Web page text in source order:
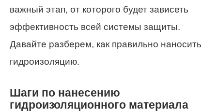
важный этап, от которого будет зависеть
эффективность всей системы защиты.
Давайте разберем, как правильно наносить
гидроизоляцию.
Шаги по нанесению
гидроизоляционного материала